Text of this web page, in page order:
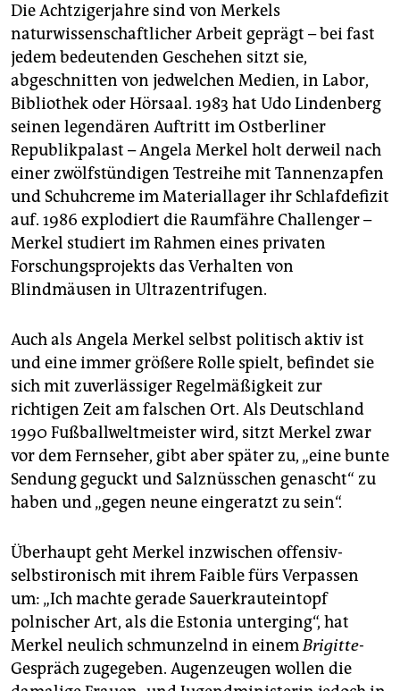
Die Achtzigerjahre sind von Merkels
naturwissenschaftlicher Arbeit geprägt – bei fast
jedem bedeutenden Geschehen sitzt sie,
abgeschnitten von jedwelchen Medien, in Labor,
Bibliothek oder Hörsaal. 1983 hat Udo Lindenberg
seinen legendären Auftritt im Ostberliner
Republikpalast – Angela Merkel holt derweil nach
einer zwölfstündigen Testreihe mit Tannenzapfen
und Schuhcreme im Materiallager ihr Schlafdefizit
auf. 1986 explodiert die Raumfähre Challenger –
Merkel studiert im Rahmen eines privaten
Forschungsprojekts das Verhalten von
Blindmäusen in Ultrazentrifugen.
Auch als Angela Merkel selbst politisch aktiv ist
und eine immer größere Rolle spielt, befindet sie
sich mit zuverlässiger Regelmäßigkeit zur
richtigen Zeit am falschen Ort. Als Deutschland
1990 Fußballweltmeister wird, sitzt Merkel zwar
vor dem Fernseher, gibt aber später zu, „eine bunte
Sendung geguckt und Salznüsschen genascht“ zu
haben und „gegen neune eingeratzt zu sein“.
Überhaupt geht Merkel inzwischen offensiv-
selbstironisch mit ihrem Faible fürs Verpassen
um: „Ich machte gerade Sauerkrauteintopf
polnischer Art, als die Estonia unterging“, hat
Merkel neulich schmunzelnd in einemBrigitte-
Gespräch zugegeben. Augenzeugen wollen die